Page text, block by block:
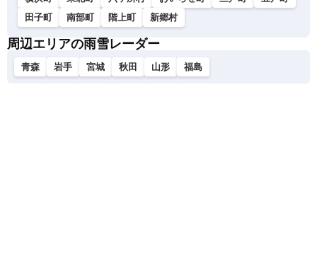
田子町
南部町 階上町 新郷村
周辺エリアの雨雪レーダー
青森 岩手 宮城 秋田 山形 福島